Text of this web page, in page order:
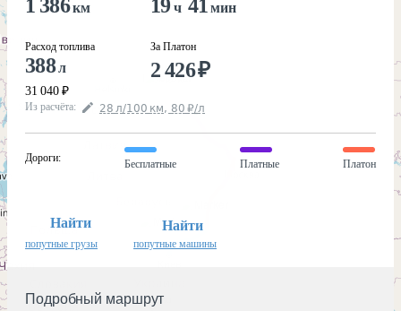
1 386км
Расход топлива
388л
31 040 ₽
19ч 41 мин
За Платон
2 426₽
Из расчёта: 28 л/100 км, 80 ₽/л
Дороги:
Бесплатные Платные Платон
Найти
попутные грузы
Найти
попутные машины
Подробный маршрут